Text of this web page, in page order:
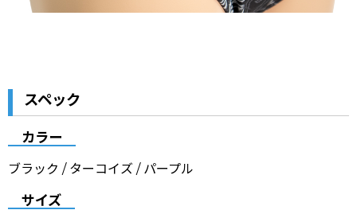
スペック
カラー
ブラック / ターコイズ / パープル
サイズ